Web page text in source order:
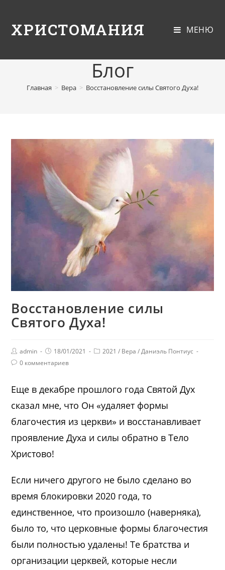
ХРИСТОМАНИЯ МЕНЮ
Блог
Главная > Вера > Восстановление силы Святого Духа!
Восстановление силы
Святого Духа!
admin 18/01/2021 2021 / Вера / Даниэль Понтиус
0 комментариев
Еще в декабре прошлого года Святой Дух
сказал мне, что Он «удаляет формы
благочестия из церкви» и восстанавливает
проявление Духа и силы обратно в Тело
Христово!
Если ничего другого не было сделано во
время блокировки 2020 года, то
единственное, что произошло (наверняка),
было то, что церковные формы благочестия
были полностью удалены! Те братства и
организации церквей, которые несли